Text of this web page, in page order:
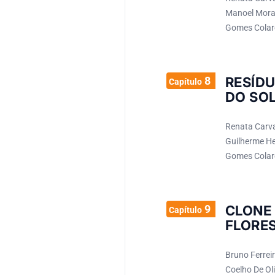
Manoel
Gomes
Capítulo8
DO
Renata
Guilherme
Gomes
Capítulo9
Bruno
Coelho De